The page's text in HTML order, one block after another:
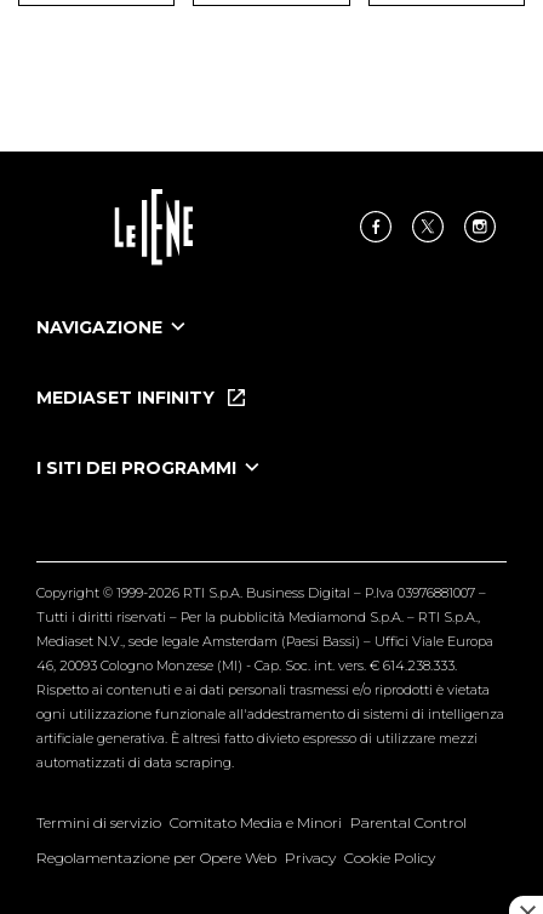
NAVIGAZIONE
Le Iene Presentano Inside
Tutti i servizi
MEDIASET INFINITY
I SITI DEI PROGRAMMI
Verissimo
Copyright © 1999-2026 RTI S.p.A. Business Digital – P.Iva 03976881007 –
Tutti i diritti riservati – Per la pubblicità Mediamond S.p.A. – RTI S.p.A.,
Mediaset N.V., sede legale Amsterdam (Paesi Bassi) – Uffici Viale Europa
46, 20093 Cologno Monzese (MI) - Cap. Soc. int. vers. € 614.238.333.
Rispetto ai contenuti e ai dati personali trasmessi e/o riprodotti è vietata
ogni utilizzazione funzionale all'addestramento di sistemi di intelligenza
artificiale generativa. È altresì fatto divieto espresso di utilizzare mezzi
automatizzati di data scraping.
Termini di servizio Comitato Media e Minori Parental Control
Regolamentazione per Opere Web Privacy Cookie Policy